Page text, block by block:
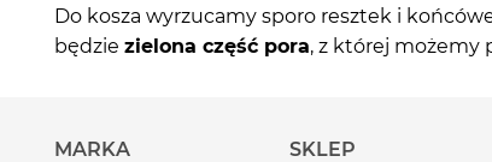
Do kosza wyrzucamy sporo resztek i
będzie zielona część pora, z której możemy
MARKA SKLEP